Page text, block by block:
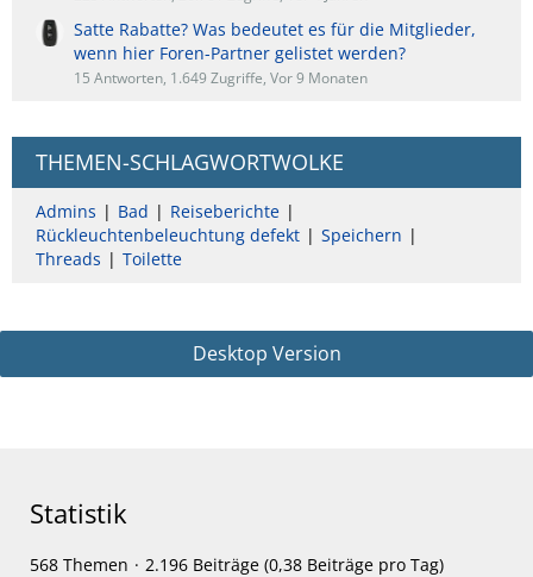
Satte Rabatte? Was bedeutet es für die Mitglieder,
wenn hier Foren-Partner gelistet werden?
15 Antworten, 1.649 Zugriffe, Vor 9 Monaten
THEMEN-SCHLAGWORTWOLKE
Admins Bad
Reiseberichte
Rückleuchtenbeleuchtung defekt
Speichern
Threads
Toilette
Desktop Version
Statistik
568 Themen 2.196 Beiträge (0,38 Beiträge pro Tag)